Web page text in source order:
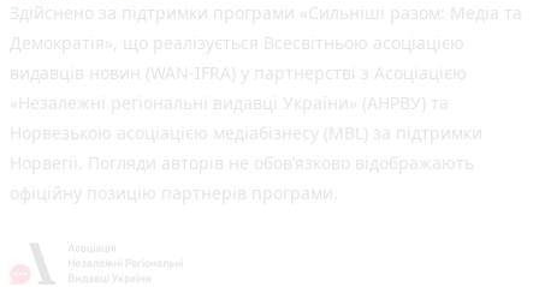
Здійснено за підтримки програми «Сильніші разом: Медіа та
Демократія», що реалізується Всесвітньою асоціацією
видавців новин (WAN-IFRA) у партнерстві з Асоціацією
«Незалежні регіональні видавці України» (АНРВУ) та
Норвезькою асоціацією медіабізнесу (MBL) за підтримки
Норвегії. Погляди авторів не обов’язково відображають
офіційну позицію партнерів програми.